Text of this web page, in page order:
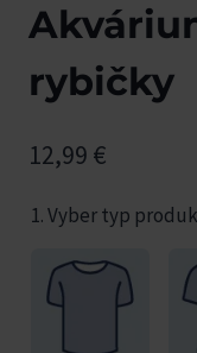
rybičky
12,99 €
1. Vyber typ